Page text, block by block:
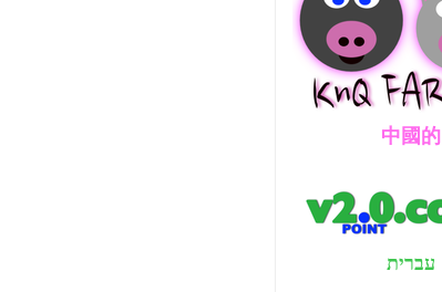
中國的
עברית